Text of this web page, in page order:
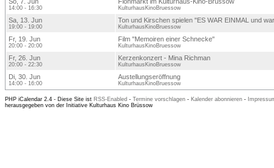
14:00 - 16:30 KulturhausKinoBruessow
Sa, 13. Jun
19:00 - 19:00
Ton und Kirschen spielen "ES WAR EINMAL und
KulturhausKinoBruessow
Fr, 19. Jun
20:00 - 20:00
Film "Memoiren einer Schnecke"
KulturhausKinoBruessow
Fr, 26. Jun
20:00 - 22:30
Kerzenkonzert - Mina Richman
KulturhausKinoBruessow
Di, 30. Jun
14:00 - 16:00
Austellungseröffnung
KulturhausKinoBruessow
PHP iCalendar 2.4 - Diese Site ist RSS-Enabled - Termine vorschlagen - Kalender abonnieren -
herausgegeben von der Initiative Kulturhaus Kino Brüssow